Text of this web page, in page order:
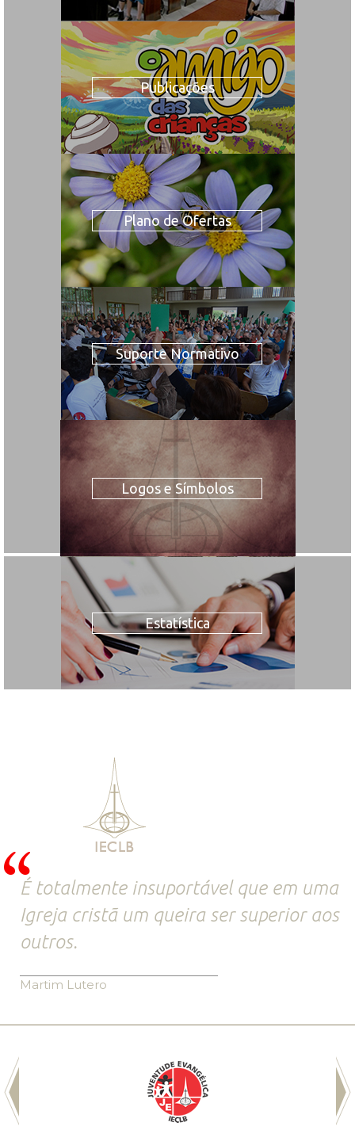
Publicações
Plano de Ofertas
Suporte Normativo
Logos e Símbolos
Estatística
É totalmente insuportável que em uma
Igreja cristã um queira ser superior aos
outros.
Martim Lutero